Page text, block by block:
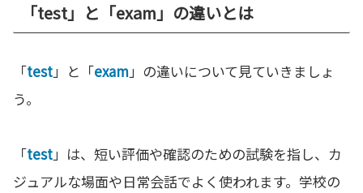
「test」と「exam」の違いとは
「test」と「exam」の違いについて見ていきましょ
う。
「test」は、短い評価や確認のための試験を指し、カ
ジュアルな場面や日常会話でよく使われます。学校の